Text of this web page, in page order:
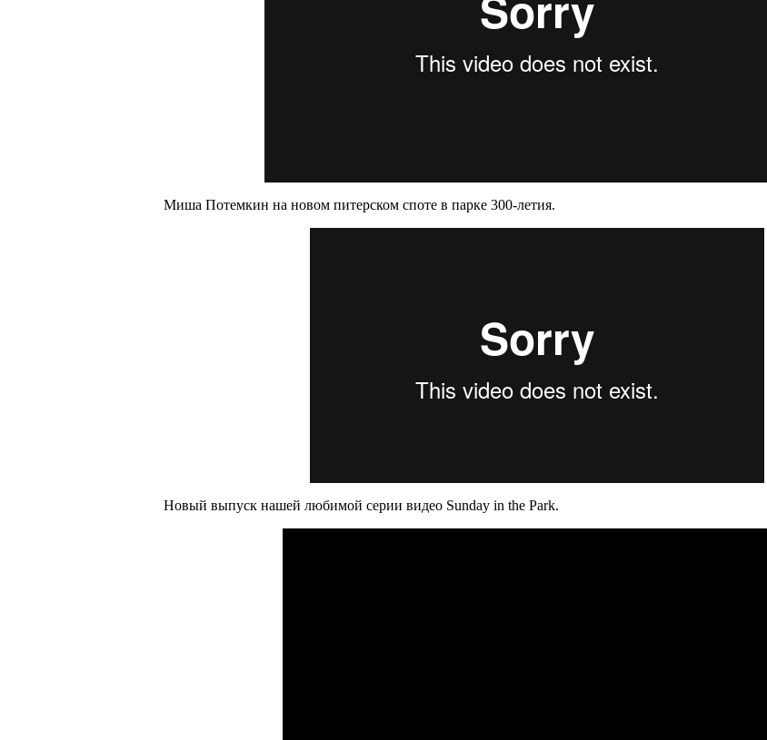
Миша Потемкин на новом питерском споте в парке 300-летия.
Новый выпуск нашей любимой серии видео Sunday in the Park.